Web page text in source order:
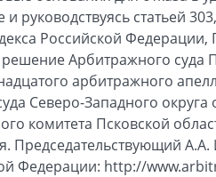
статьей
Российской
Арбитражного суда
арбитражного
Северо-Западного округа
комитета Псковской
Председательствующий А.А.
Федерации: http://